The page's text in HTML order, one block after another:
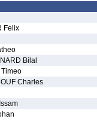
Felix
Bilal
Timeo
Charles